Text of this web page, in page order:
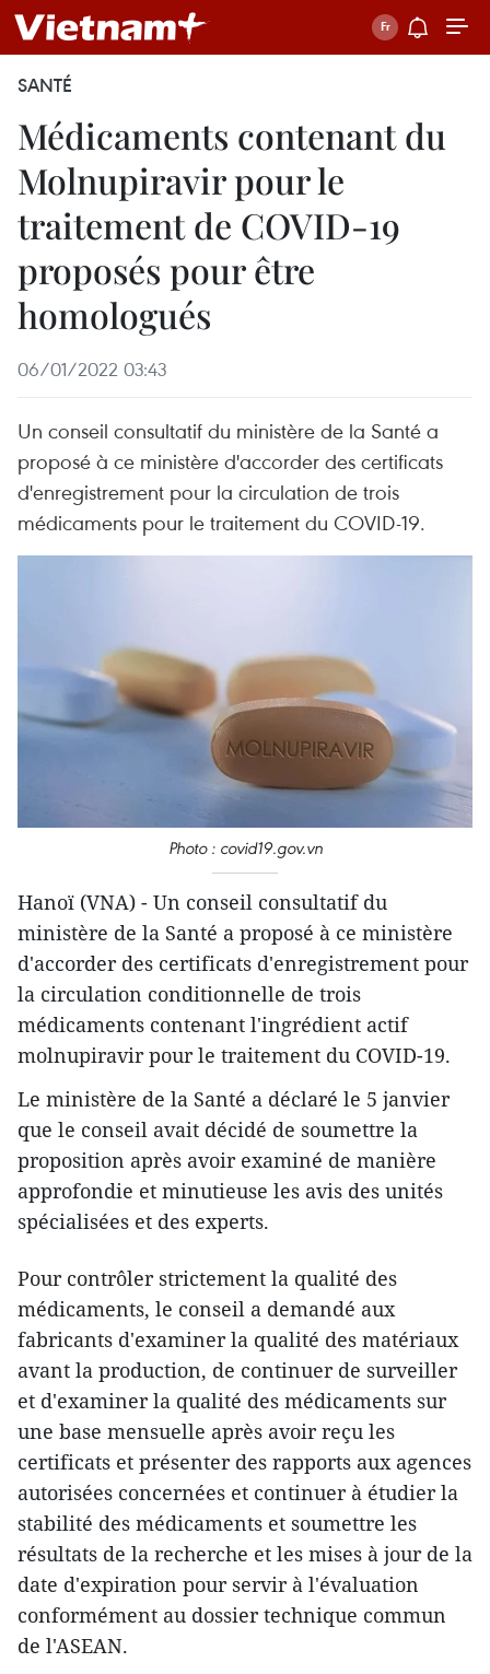
SANTÉ
Médicaments contenant du
Molnupiravir pour le
traitement de COVID-19
proposés pour être
homologués
06/01/2022 03:43
Un conseil consultatif du ministère de la Santé a
proposé à ce ministère d'accorder des certificats
d'enregistrement pour la circulation de trois
médicaments pour le traitement du COVID-19.
Photo : covid19.gov.vn
Hanoï (VNA) - Un conseil consultatif du
ministère de la Santé a proposé à ce ministère
d'accorder des certificats d'enregistrement pour
la circulation conditionnelle de trois
médicaments contenant l'ingrédient actif
molnupiravir pour le traitement du COVID-19.
Le ministère de la Santé a déclaré le 5 janvier
que le conseil avait décidé de soumettre la
proposition après avoir examiné de manière
approfondie et minutieuse les avis des unités
spécialisées et des experts.
Pour contrôler strictement la qualité des
médicaments, le conseil a demandé aux
fabricants d'examiner la qualité des matériaux
avant la production, de continuer de surveiller
et d'examiner la qualité des médicaments sur
une base mensuelle après avoir reçu les
certificats et présenter des rapports aux agences
autorisées concernées et continuer à étudier la
stabilité des médicaments et soumettre les
résultats de la recherche et les mises à jour de la
date d'expiration pour servir à l'évaluation
conformément au dossier technique commun
de l'ASEAN.